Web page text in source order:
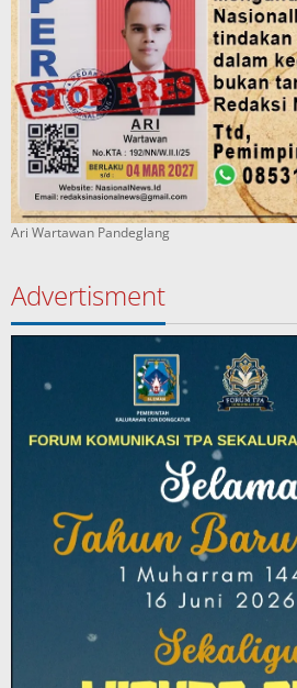
Ari Wartawan Pandeglang
Advertisment